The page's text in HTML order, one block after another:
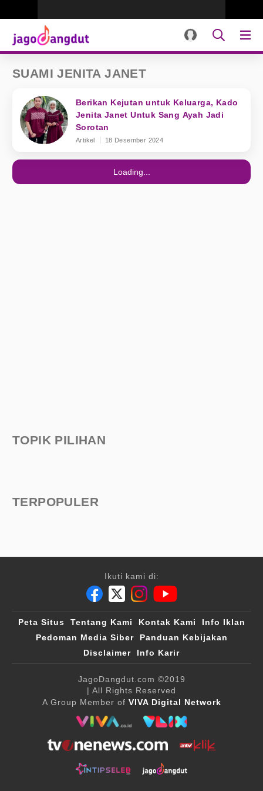
SUAMI JENITA JANET
Berikan Kejutan untuk Keluarga, Kado
Jenita Janet Untuk Sang Ayah Jadi
Sorotan
Artikel 18 Desember 2024
Loading...
TOPIK PILIHAN
TERPOPULER
Ikuti kami di:
Peta Situs Tentang Kami Kontak Kami
Info Iklan
Pedoman Media Siber
Panduan Kebijakan
Disclaimer
Info Karir
JagoDangdut.com ©2019
| All Rights Reserved
A Group Member of VIVA Digital Network